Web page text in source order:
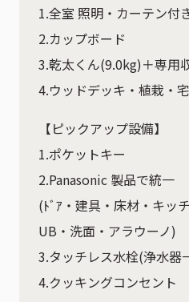
1.全室 照明・カーテン付
2.カップボード
3.乾太くん(9.0kg)＋専用
4.ウッドデッキ・植栽・
【ピックアップ設備】
1.ポケットキー
2.Panasonic 製品で統一
(ﾄﾞｱ・建具・床材・キッ
UB・洗面・アラウーノ)
3.タッチレス水栓(浄水器
4.クッキングコンセント